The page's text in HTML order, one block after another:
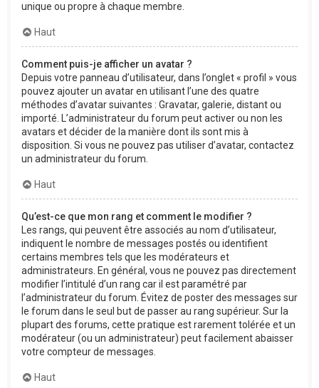
unique ou propre à chaque membre.
Haut
Comment puis-je afficher un avatar ?
Depuis votre panneau d’utilisateur, dans l’onglet « profil » vous
pouvez ajouter un avatar en utilisant l’une des quatre
méthodes d’avatar suivantes : Gravatar, galerie, distant ou
importé. L’administrateur du forum peut activer ou non les
avatars et décider de la manière dont ils sont mis à
disposition. Si vous ne pouvez pas utiliser d’avatar, contactez
un administrateur du forum.
Haut
Qu’est-ce que mon rang et comment le modifier ?
Les rangs, qui peuvent être associés au nom d’utilisateur,
indiquent le nombre de messages postés ou identifient
certains membres tels que les modérateurs et
administrateurs. En général, vous ne pouvez pas directement
modifier l’intitulé d’un rang car il est paramétré par
l’administrateur du forum. Évitez de poster des messages sur
le forum dans le seul but de passer au rang supérieur. Sur la
plupart des forums, cette pratique est rarement tolérée et un
modérateur (ou un administrateur) peut facilement abaisser
votre compteur de messages.
Haut